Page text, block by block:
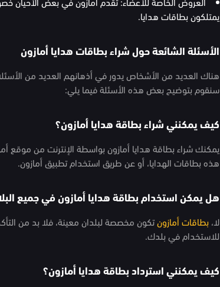
يمتلكون بطاقات هدايا.
الأسئلة الشائعة حول شراء بطاقات هدايا أمازون
هناك العديد من الأشخاص يدور في أذهانهم العديد من
سنقوم بتوضيح بعض هذه الأسئلة فيما يلي:
كيف يمكنني شراء بطاقة هدايا أمازون؟
يمكنك شراء بطاقة هدايا أمازون بواسطة الإنترنت من موقع
هذه بطاقات الهدايا، أو عن طريق استخدام تطبيق أمازون.
هل يمكن استخدام بطاقة هدايا أمازون في جميع
لا،بطاقات أمازونتكون مخصصة لبلدان معينة، فلا بد من
للاستخدام في بلدك.
كيف يمكنني استرداد بطاقة هدايا أمازون؟